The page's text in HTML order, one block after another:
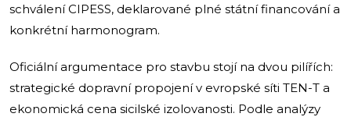
schválení CIPESS, deklarované plné státní financování a
konkrétní harmonogram.
Oficiální argumentace pro stavbu stojí na dvou pilířích:
strategické dopravní propojení v evropské síti TEN-T a
ekonomická cena sicilské izolovanosti. Podle analýzy